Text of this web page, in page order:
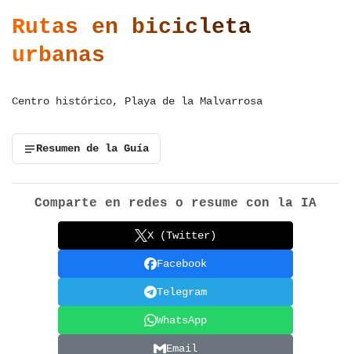
Rutas en bicicleta
urbanas
Centro histórico, Playa de la Malvarrosa
Resumen de la Guía
Comparte en redes o resume con la IA
X (Twitter)
Facebook
Telegram
WhatsApp
Email